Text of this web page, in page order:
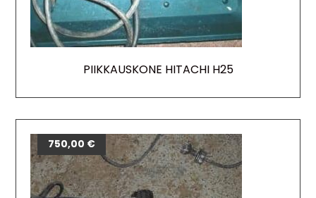
PIIKKAUSKONE HITACHI H25
750,00 €